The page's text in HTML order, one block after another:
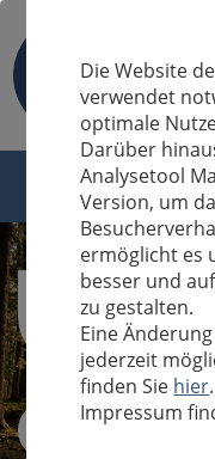
Sucheingabe
Die Website
verwendet
optimale
Darüber
Analysetool
Version, um
ermöglicht es
besser und
zu gestalten.
Eine
jederzeit
finden Sie hier
Impressum